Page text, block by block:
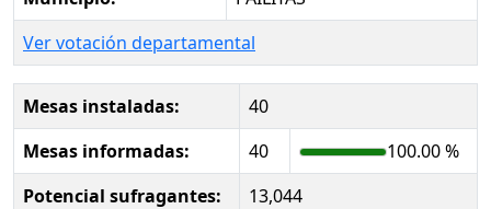
Ver votación departamental
Mesas instaladas:
40
Mesas informadas:
40
100.00 %
Potencial sufragantes:
13,044